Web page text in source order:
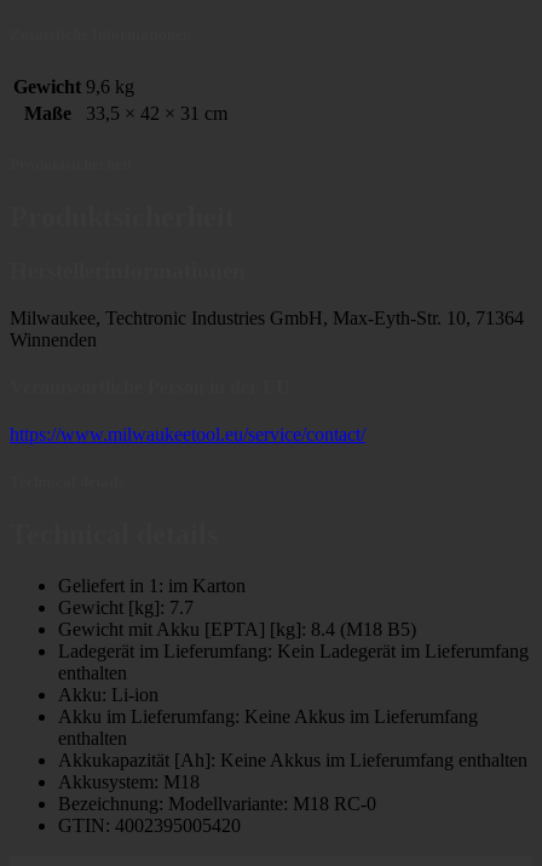
Gewicht 9,6 kg
Maße
33,5 × 42 × 31 cm
Milwaukee, Techtronic Industries GmbH, Max-Eyth-Str. 10, 71364
Winnenden
https://www.milwaukeetool.eu/service/contact/
Geliefert in 1: im Karton
Gewicht [kg]: 7.7
Gewicht mit Akku [EPTA] [kg]: 8.4 (M18 B5)
Ladegerät im Lieferumfang: Kein Ladegerät im Lieferumfang
enthalten
Akku: Li-ion
Akku im Lieferumfang: Keine Akkus im Lieferumfang
enthalten
Akkukapazität [Ah]: Keine Akkus im Lieferumfang enthalten
Akkusystem: M18
Bezeichnung: Modellvariante: M18 RC-0
GTIN: 4002395005420